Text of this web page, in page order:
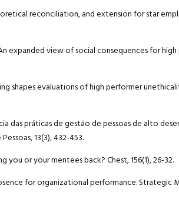
reconciliation, and extension for star
expanded view of social consequences for
shapes evaluations of high performer
das práticas de gestão de pessoas de alto
13(3), 432-453.
you or your mentees back? Chest, 156(1), 26-32.
for organizational performance. Strategic